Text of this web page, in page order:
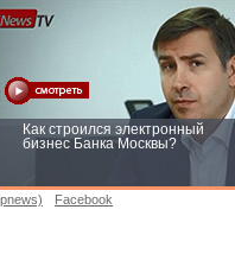
Как строился электронный
бизнес Банка Москвы?
Facebook